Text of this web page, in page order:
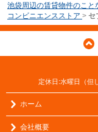
池袋周辺の賃貸物件のこと
コンビニエンスストア > セ
定休日:水曜日（但
ホーム
会社概要